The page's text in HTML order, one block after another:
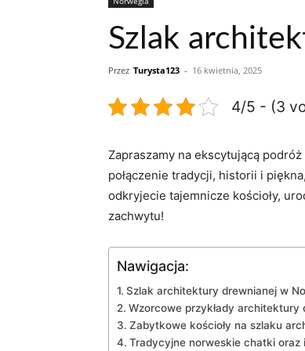
Szlak
Przez Turysta123 - 16 kwietnia, 2025
4/5 - (3
Zapraszamy na ekscytującą
połączenie tradycji, historii ⁤i
odkryjecie tajemnicze ⁤kościoły,
zachwytu!
Nawigacja:
Szlak ⁢architektury drewnianej w
Wzorcowe przykłady
Zabytkowe kościoły na szlaku
Tradycyjne norweskie chatki